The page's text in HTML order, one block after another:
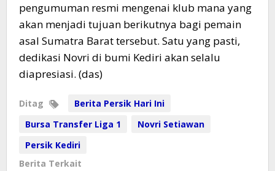
pengumuman resmi mengenai klub mana yang
akan menjadi tujuan berikutnya bagi pemain
asal Sumatra Barat tersebut. Satu yang pasti,
dedikasi Novri di bumi Kediri akan selalu
diapresiasi. (das)
Ditag
Berita Persik Hari Ini
Bursa Transfer Liga 1
Novri Setiawan
Persik Kediri
Berita Terkait